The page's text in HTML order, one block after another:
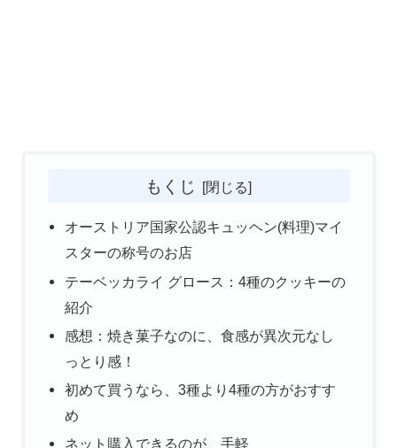
もくじ
オーストリア国家公認キュッヘン(料理)マイ
スターの称号のお店
テーベッカライ グロース：4種のクッキーの
紹介
感想：焼き菓子なのに、食感が異次元なし
っとり感！
初めて買うなら、3種より4種の方がおすす
め
ネット購入できるのが、手軽